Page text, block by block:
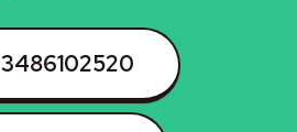
3486102520